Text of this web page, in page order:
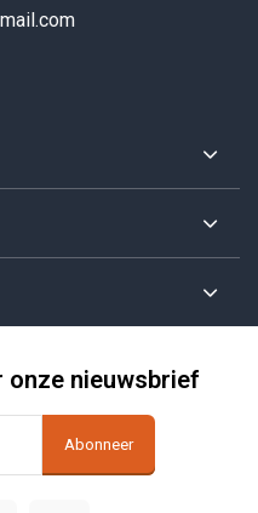
onze nieuwsbrief
Abonneer